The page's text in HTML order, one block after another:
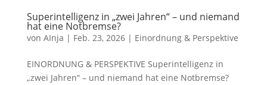
Superintelligenz in „zwei Jahren“ – und niemand
hat eine Notbremse?
von AInja | Feb. 23, 2026| Einordnung & Perspektive
EINORDNUNG & PERSPEKTIVE Superintelligenz in
„zwei Jahren“ – und niemand hat eine Notbremse?